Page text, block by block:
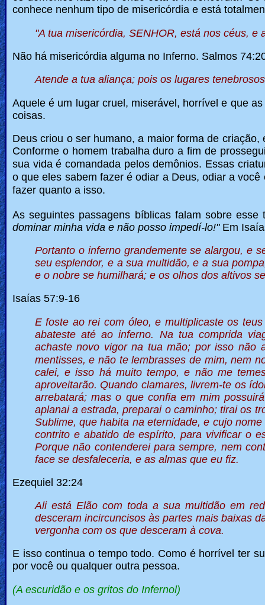
conhece nenhum tipo de misericórdia e está
"A tua misericórdia, SENHOR, está nos céus,
Não há misericórdia alguma no Inferno. Salmos
Atende a tua aliança; pois os lugares
Aquele é um lugar cruel, miserável, horrível e que
coisas.
Deus criou o ser humano, a maior forma de
Conforme o homem trabalha duro a fim de
sua vida é comandada pelos demônios. Essas
o que eles sabem fazer é odiar a Deus, odiar a
fazer quanto a isso.
As seguintes passagens bíblicas falam sobre
dominar minha vida e não posso impedí-lo!" Em
Portanto o inferno grandemente se alargou, e
seu esplendor, e a sua multidão, e a sua
e o nobre se humilhará; e os olhos dos altivos
Isaías 57:9-16
E foste ao rei com óleo, e multiplicaste os
abateste até ao inferno. Na tua comprida
achaste novo vigor na tua mão; por isso não
mentisses, e não te lembrasses de mim, nem
calei, e isso há muito tempo, e não me
aproveitarão. Quando clamares, livrem-te os
arrebatará; mas o que confia em mim
aplanai a estrada, preparai o caminho; tirai os
Sublime, que habita na eternidade, e cujo
contrito e abatido de espírito, para vivificar o
Porque não contenderei para sempre, nem
face se desfaleceria, e as almas que eu fiz.
Ezequiel 32:24
Ali está Elão com toda a sua multidão em
desceram incircuncisos às partes mais baixas
vergonha com os que desceram à cova.
E isso continua o tempo todo. Como é horrível ter
por você ou qualquer outra pessoa.
(A escuridão e os gritos do Infernol)